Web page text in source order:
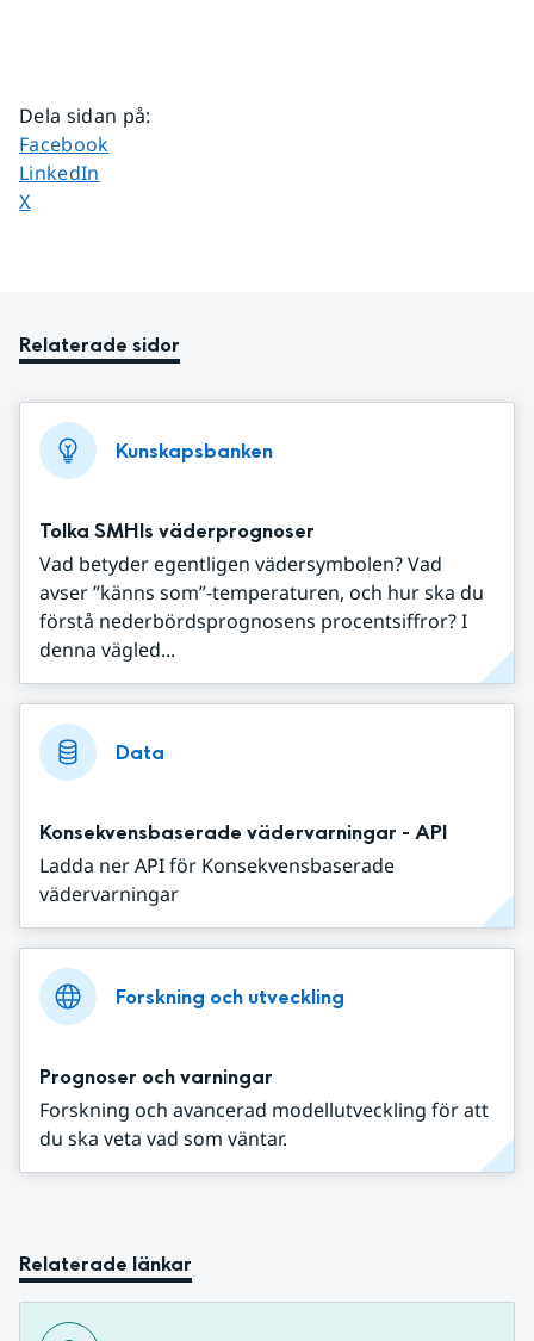
Dela sidan på:
Dela sidan på
Facebook
Dela sidan på
LinkedIn
Dela sidan på
X
Relaterade sidor
Kunskapsbanken
Tolka SMHIs väderprognoser
Vad betyder egentligen vädersymbolen? Vad
avser ”känns som”-temperaturen, och hur ska du
förstå nederbördsprognosens procentsiffror? I
denna vägled...
Data
Konsekvensbaserade vädervarningar - API
Ladda ner API för Konsekvensbaserade
vädervarningar
Forskning och utveckling
Prognoser och varningar
Forskning och avancerad modellutveckling för att
du ska veta vad som väntar.
Relaterade länkar